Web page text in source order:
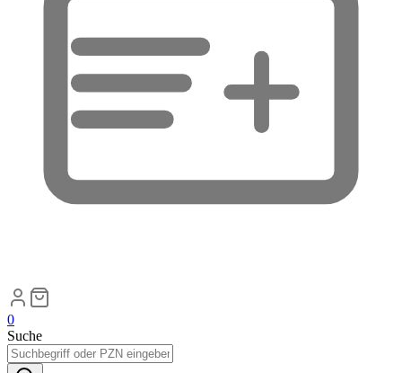
0
Suche